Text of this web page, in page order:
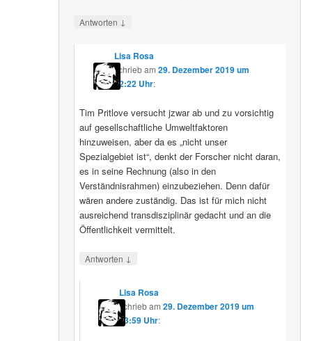
Antworten ↓
Lisa Rosa
schriebam 29. Dezember 2019 um
12:22 Uhr:
Tim Pritlove versucht jzwar ab und zu vorsichtig
auf gesellschaftliche Umweltfaktoren
hinzuweisen, aber da es „nicht unser
Spezialgebiet ist“, denkt der Forscher nicht daran,
es in seine Rechnung (also in den
Verständnisrahmen) einzubeziehen. Denn dafür
wären andere zuständig. Das ist für mich nicht
ausreichend transdisziplinär gedacht und an die
Öffentlichkeit vermittelt.
Antworten ↓
Lisa Rosa
schriebam29. Dezember 2019 um
13:59 Uhr: